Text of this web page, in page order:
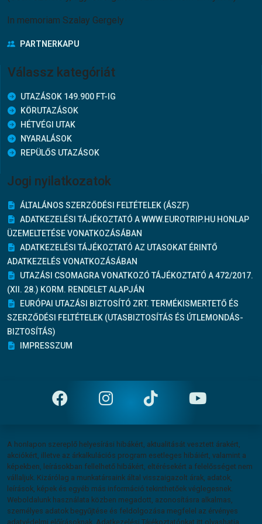
In memoriam Szalay Gergely
PARTNERKAPU
Válassz kategóriát
UTAZÁSOK 149.900 FT-IG
KÖRUTAZÁSOK
HÉTVÉGI UTAK
NYARALÁSOK
REPÜLŐS UTAZÁSOK
Jogi nyilatkozatok
ÁLTALÁNOS SZERZŐDÉSI FELTÉTELEK (ÁSZF)
ADATKEZELÉSI TÁJÉKOZTATÓ A WWW.EUROTRIP.HU HONLAP
ÜZEMELTETÉSE VONATKOZÁSÁBAN
ADATKEZELÉSI TÁJÉKOZTATÓ AZ UTASOKAT ÉRINTŐ
ADATKEZELÉS VONATKOZÁSÁBAN
UTAZÁSI CSOMAGRA VONATKOZÓ TÁJÉKOZTATÓ A 472/2017.
(XII. 28.) KORM. RENDELET ALAPJÁN
EURÓPAI UTAZÁSI BIZTOSÍTÓ ZRT. TERMÉKISMERTETŐ ÉS
SZERZŐDÉSI FELTÉTELEK (UTASBIZTOSÍTÁS ÉS ÚTLEMONDÁS-
BIZTOSÍTÁS)
IMPRESSZUM
Felelősség vállalás
A honlapon szereplő helyesírási hibákért, aktualitását vesztett árakért,
akciókért, illetve az árkalkulációs program esetleges hibáiért, valamint a
képekben, leírásokban fellelhető hibákért, eltérésekért a felelősséget nem
vállaljuk. Kizárólag a munkatársaink által visszaigazolt árak, adatok,
leírások, képek és egyéb más információ tekinthetőek véglegesnek.
Weboldalunk használata közben megadott, azonosításra alkalmas,
személyes adatok begyűjtése és feldolgozása megfelel az érvényes
adatvédelmi előírásoknak. Adatkezelési Tájékoztatónkat itt olvashatja.